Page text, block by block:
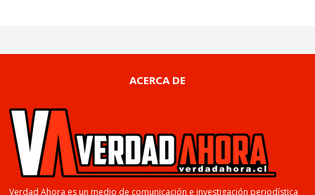
ACERCA DE
Verdad Ahora es un medio de comunicación e investigación periodística